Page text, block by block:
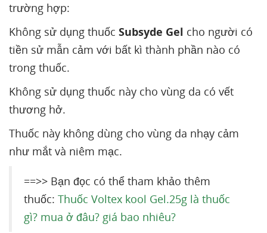
trường hợp:
Không sử dụng thuốc Subsyde Gel cho người có
tiền sử mẫn cảm với bất kì thành phần nào có
trong thuốc.
Không sử dụng thuốc này cho vùng da có vết
thương hở.
Thuốc này không dùng cho vùng da nhạy cảm
như mắt và niêm mạc.
==>> Bạn đọc có thể tham khảo thêm
thuốc: Thuốc Voltex kool Gel.25g là thuốc
gì? mua ở đâu? giá bao nhiêu?